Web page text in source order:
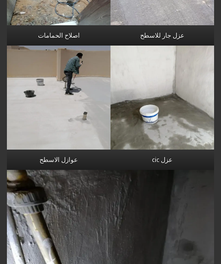
عزل جار للاسطح اصلاح الحمامات
عزل cic عوازل الاسطح